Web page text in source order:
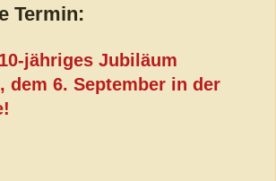
Termin:
jähriges Jubiläum
dem 6. September in der